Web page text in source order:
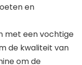
en
met een vochtige
de kwaliteit van
om de